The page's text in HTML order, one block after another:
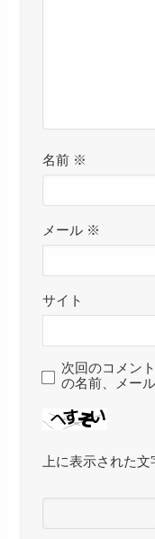
名前 ※
メール ※
サイト
次回のコメン
の名前、メー
上に表示された